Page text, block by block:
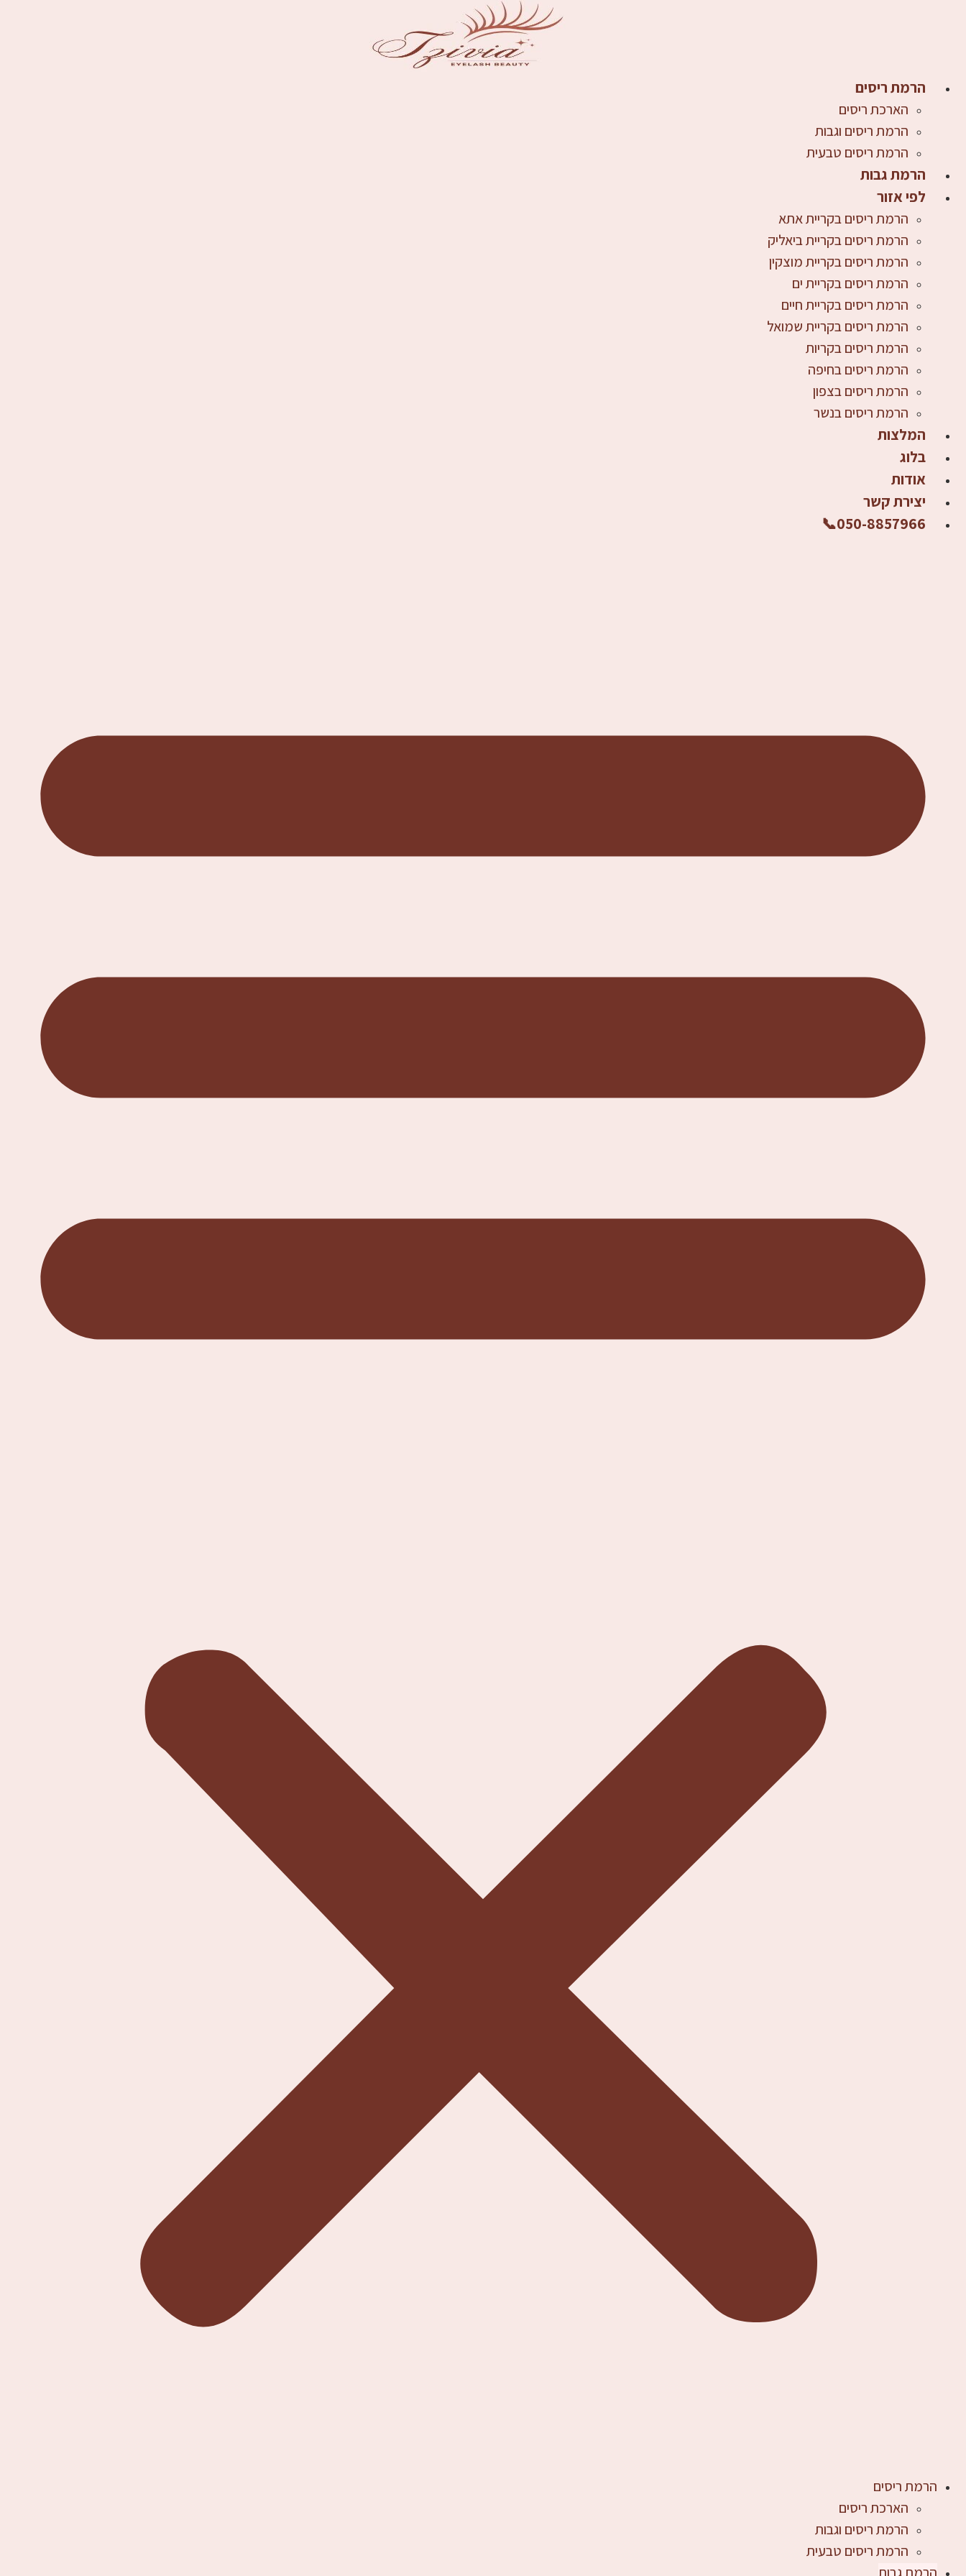
הרמת ריסים
הארכת ריסים
הרמת ריסים וגבות
הרמת ריסים טבעית
הרמת גבות
לפי אזור
הרמת ריסים בקריית אתא
הרמת ריסים בקריית ביאליק
הרמת ריסים בקריית מוצקין
הרמת ריסים בקריית ים
הרמת ריסים בקריית חיים
הרמת ריסים בקריית שמואל
הרמת ריסים בקריות
הרמת ריסים בחיפה
הרמת ריסים בצפון
הרמת ריסים בנשר
המלצות
בלוג
אודות
יצירת קשר
050-8857966⁩📞
הרמת ריסים
הארכת ריסים
הרמת ריסים וגבות
הרמת ריסים טבעית